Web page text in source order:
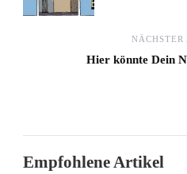
NÄCHSTER
Hier könnte Dein
Empfohlene Artikel